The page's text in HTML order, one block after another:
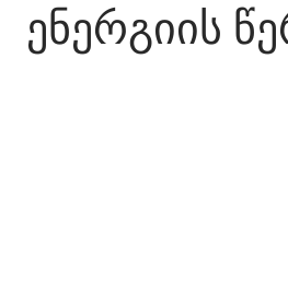
ᲔᲜᲔᲠᲒᲘᲘᲡ